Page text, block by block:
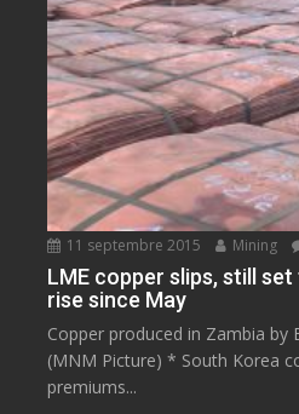
11 septembre 2015 Mining
LME copper slips, still
rise since May
Copper produced in Zambia by
(MNM Picture) * South Korea
premiums...